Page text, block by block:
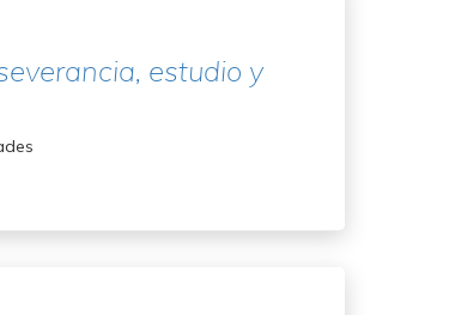
estudio y